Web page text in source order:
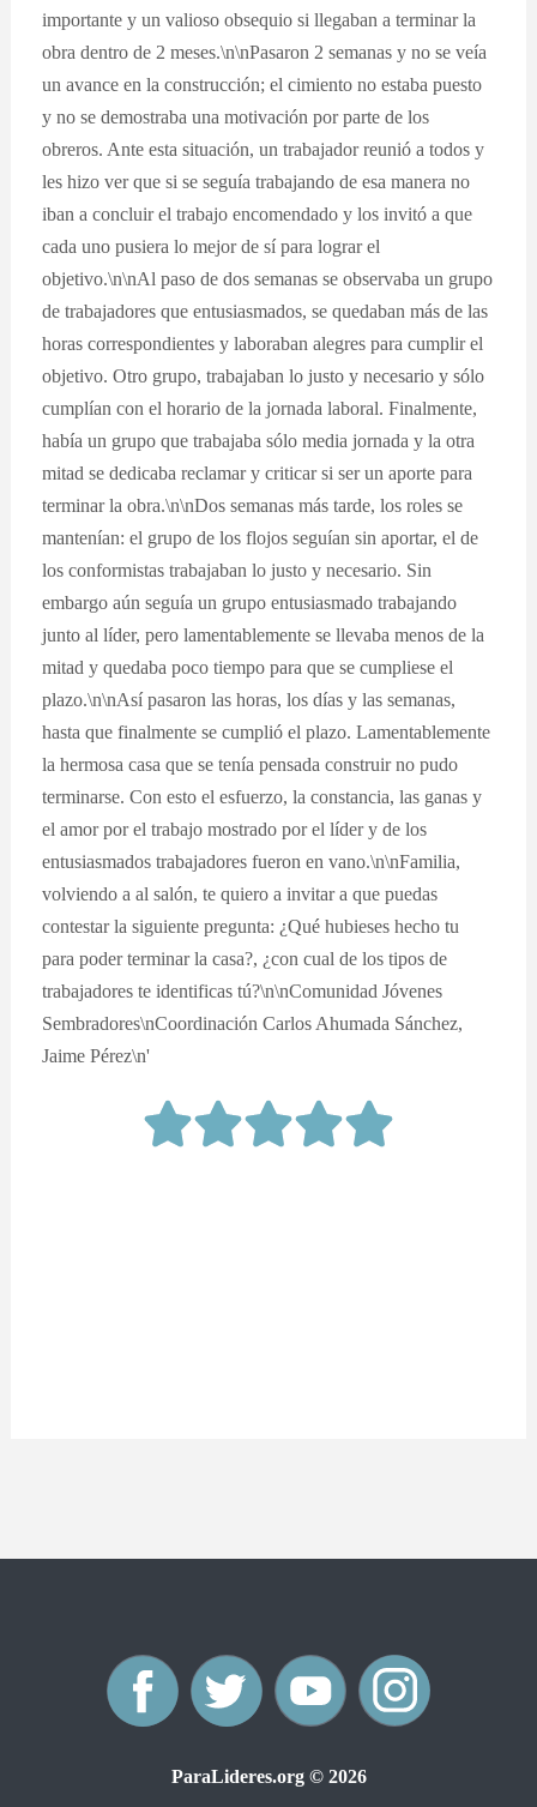
importante y un valioso obsequio si llegaban a terminar la
obra dentro de 2 meses.\n\nPasaron 2 semanas y no se veía
un avance en la construcción; el cimiento no estaba puesto
y no se demostraba una motivación por parte de los
obreros. Ante esta situación, un trabajador reunió a todos y
les hizo ver que si se seguía trabajando de esa manera no
iban a concluir el trabajo encomendado y los invitó a que
cada uno pusiera lo mejor de sí para lograr el
objetivo.\n\nAl paso de dos semanas se observaba un grupo
de trabajadores que entusiasmados, se quedaban más de las
horas correspondientes y laboraban alegres para cumplir el
objetivo. Otro grupo, trabajaban lo justo y necesario y sólo
cumplían con el horario de la jornada laboral. Finalmente,
había un grupo que trabajaba sólo media jornada y la otra
mitad se dedicaba reclamar y criticar si ser un aporte para
terminar la obra.\n\nDos semanas más tarde, los roles se
mantenían: el grupo de los flojos seguían sin aportar, el de
los conformistas trabajaban lo justo y necesario. Sin
embargo aún seguía un grupo entusiasmado trabajando
junto al líder, pero lamentablemente se llevaba menos de la
mitad y quedaba poco tiempo para que se cumpliese el
plazo.\n\nAsí pasaron las horas, los días y las semanas,
hasta que finalmente se cumplió el plazo. Lamentablemente
la hermosa casa que se tenía pensada construir no pudo
terminarse. Con esto el esfuerzo, la constancia, las ganas y
el amor por el trabajo mostrado por el líder y de los
entusiasmados trabajadores fueron en vano.\n\nFamilia,
volviendo a al salón, te quiero a invitar a que puedas
contestar la siguiente pregunta: ¿Qué hubieses hecho tu
para poder terminar la casa?, ¿con cual de los tipos de
trabajadores te identificas tú?\n\nComunidad Jóvenes
Sembradores\nCoordinación Carlos Ahumada Sánchez,
Jaime Pérez\n'
ParaLideres.org © 2026
F
a
T
w
Y
o
I